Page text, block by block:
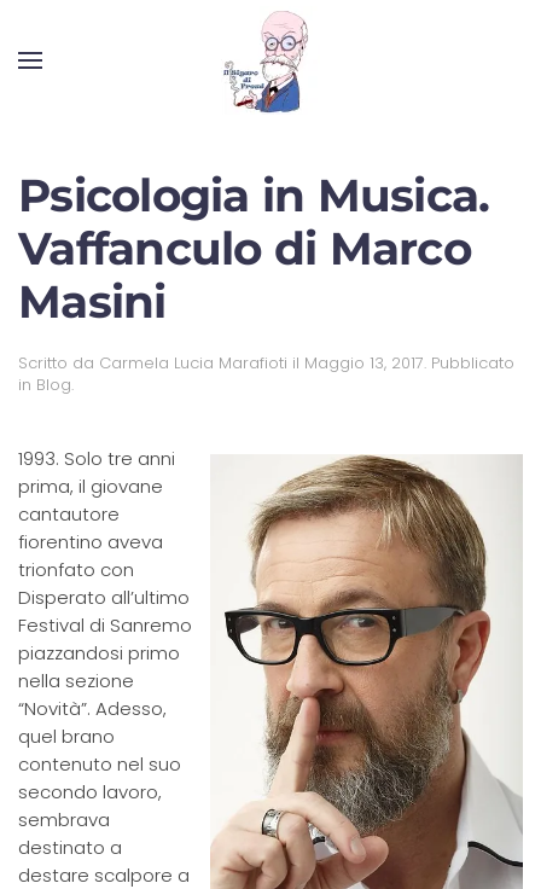
Psicologia in Musica.
Vaffanculo di Marco
Masini
Scritto da Carmela Lucia Marafioti il Maggio 13, 2017. Pubblicato
in Blog.
1993. Solo tre anni
prima, il giovane
cantautore
fiorentino aveva
trionfato con
Disperato all’ultimo
Festival di Sanremo
piazzandosi primo
nella sezione
“Novità”. Adesso,
quel brano
contenuto nel suo
secondo lavoro,
sembrava
destinato a
destare scalpore a